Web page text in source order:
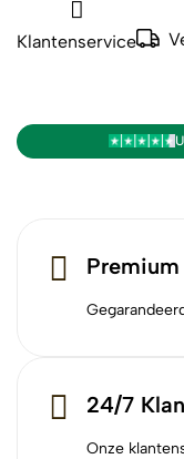
Klantenservice
24/7
Onze